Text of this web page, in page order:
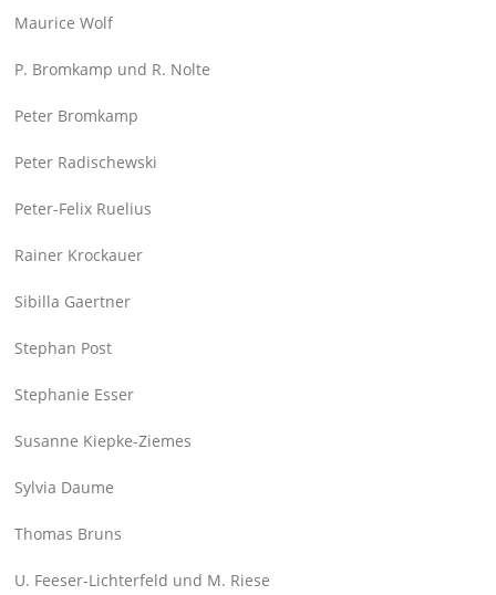
Maurice Wolf
P. Bromkamp und R. Nolte
Peter Bromkamp
Peter Radischewski
Peter-Felix Ruelius
Rainer Krockauer
Sibilla Gaertner
Stephan Post
Stephanie Esser
Susanne Kiepke-Ziemes
Sylvia Daume
Thomas Bruns
U. Feeser-Lichterfeld und M. Riese